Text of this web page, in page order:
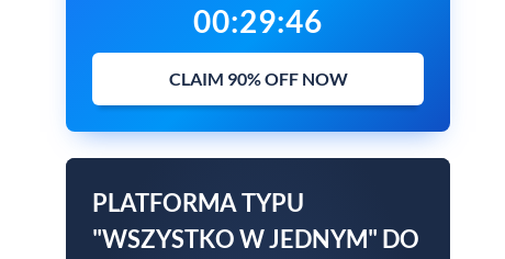
00:29:46
CLAIM 90% OFF NOW
PLATFORMA TYPU
"WSZYSTKO W JEDNYM" DO